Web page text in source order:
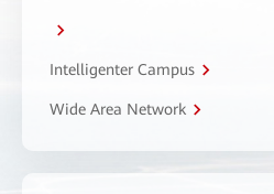
Intelligenter Campus
Wide Area Network